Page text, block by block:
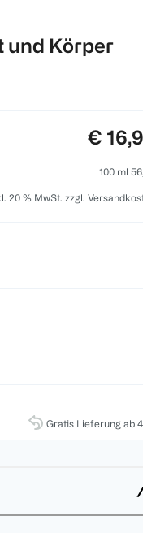
und Körper
Preis:
€
100 ml
20 % MwSt. zzgl.
Gratis Lieferung ab